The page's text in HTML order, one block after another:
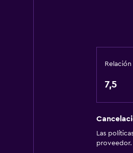
7,5
Las
proveedor.